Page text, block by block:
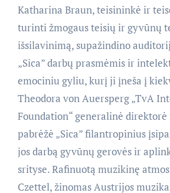
Katharina Braun, teisininkė ir
turinti žmogaus teisių ir gyvūnų
išsilavinimą, supažindino
„Sica” darbų prasmėmis ir
emociniu gyliu, kurį ji įneša į
Theodora von Auersperg „TvA
Foundation“ generalinė
pabrėžė „Sica” filantropinius
jos darbą gyvūnų gerovės ir
srityse. Rafinuotą muzikinę
Czettel, žinomas Austrijos